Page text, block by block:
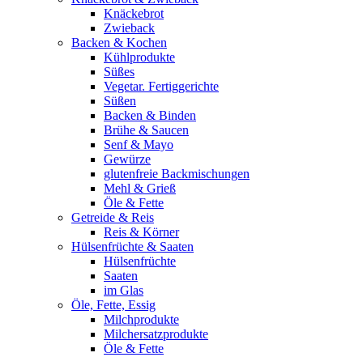
Knäckebrot
Zwieback
Backen & Kochen
Kühlprodukte
Süßes
Vegetar. Fertiggerichte
Süßen
Backen & Binden
Brühe & Saucen
Senf & Mayo
Gewürze
glutenfreie Backmischungen
Mehl & Grieß
Öle & Fette
Getreide & Reis
Reis & Körner
Hülsenfrüchte & Saaten
Hülsenfrüchte
Saaten
im Glas
Öle, Fette, Essig
Milchprodukte
Milchersatzprodukte
Öle & Fette